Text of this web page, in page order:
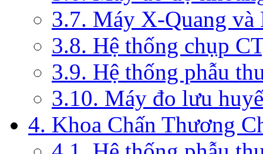
3.7. Máy X-Quang
3.8. Hệ thống chụp
3.9. Hệ thống phẫu
3.10. Máy đo lưu
4. Khoa Chấn Thương